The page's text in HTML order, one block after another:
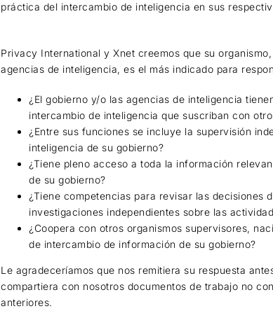
práctica del intercambio de inteligencia en sus
Privacy International y Xnet creemos que su
agencias de inteligencia, es el más indicado para
¿El gobierno y/o las agencias de inteligencia
intercambio de inteligencia que suscriban con
¿Entre sus funciones se incluye la supervisión
inteligencia de su gobierno?
¿Tiene pleno acceso a toda la información
de su gobierno?
¿Tiene competencias para revisar las decisiones
investigaciones independientes sobre las
¿Coopera con otros organismos supervisores,
de intercambio de información de su gobierno?
Le agradeceríamos que nos remitiera su respuesta
compartiera con nosotros documentos de trabajo no
anteriores.